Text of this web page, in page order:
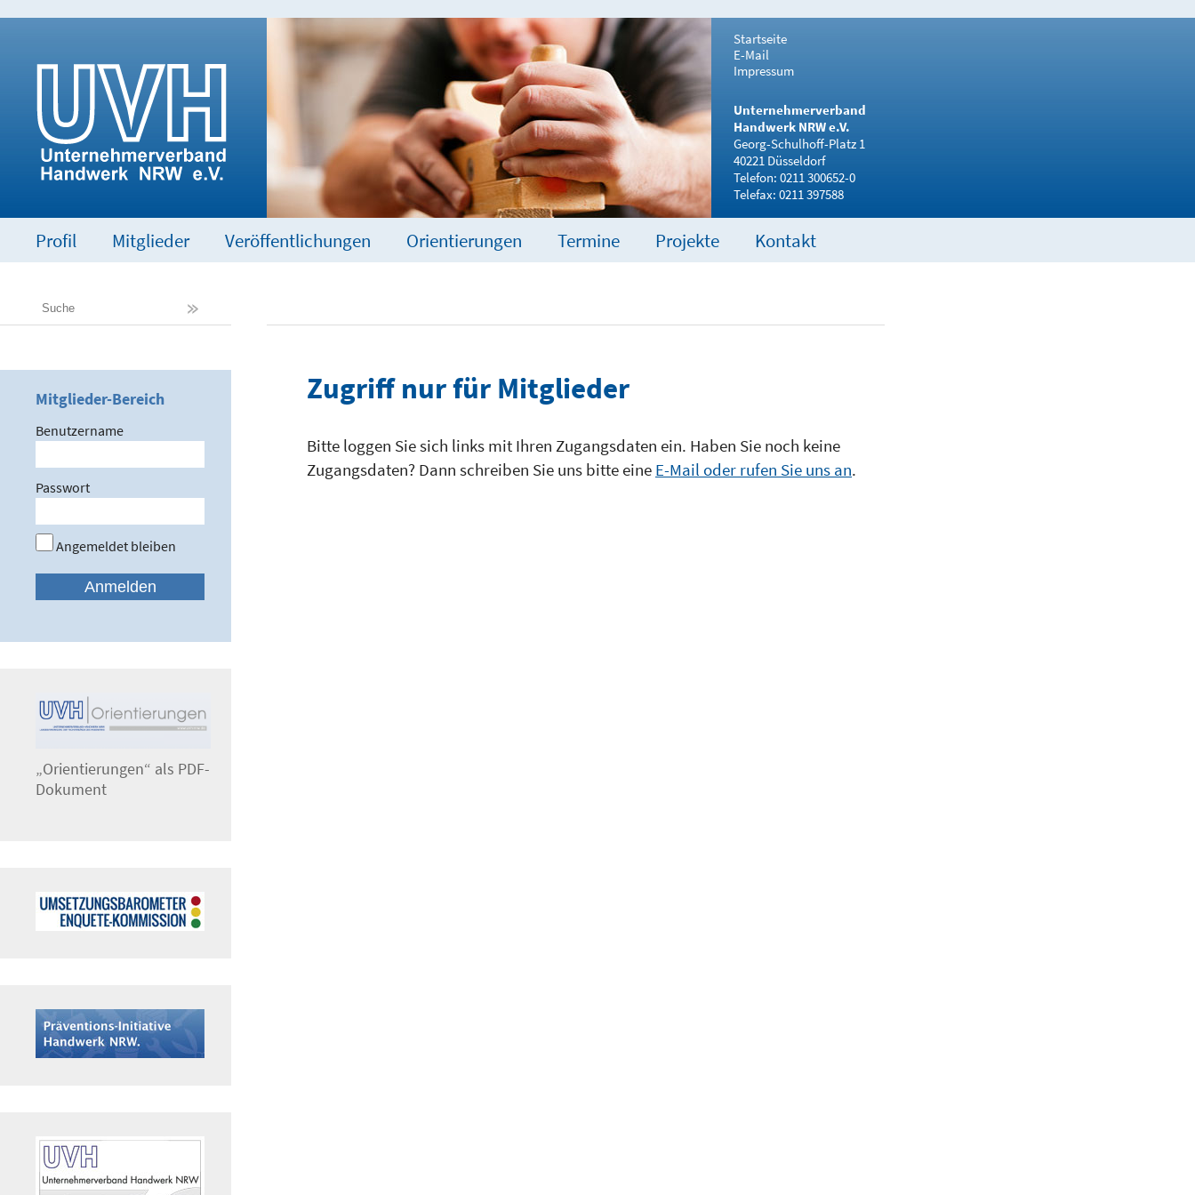
Startseite
E-Mail
Impressum
Unternehmerverband
Handwerk NRW e.V.
Georg-Schulhoff-Platz 1
40221 Düsseldorf
Telefon: 0211 300652-0
Telefax: 0211 397588
Profil Mitglieder Veröffentlichungen Orientierungen Termine Projekte Kontakt
Zugriff nur für Mitglieder
Bitte loggen Sie sich links mit Ihren Zugangsdaten ein. Haben Sie noch keine
Zugangsdaten? Dann schreiben Sie uns bitte eine E-Mail oder rufen Sie uns an.
Mitglieder-Bereich
Benutzername
Passwort
Angemeldet bleiben
„Orientierungen“ als PDF-
Dokument